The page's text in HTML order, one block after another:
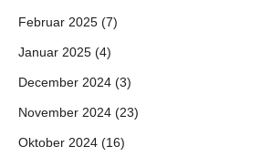
Februar 2025 (7)
Januar 2025 (4)
December 2024 (3)
November 2024 (23)
Oktober 2024 (16)